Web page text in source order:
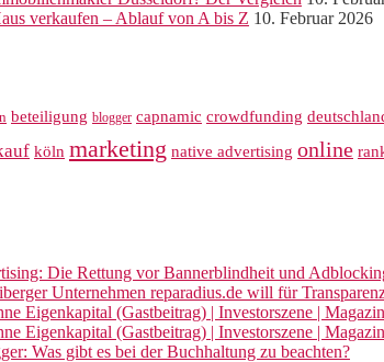
verkaufen – Ablauf von A bis Z 10. Februar 2026
beteiligung blogger capnamic crowdfunding
köln marketing native advertising online
Die Rettung vor Bannerblindheit und
Unternehmen reparadius.de will für
Eigenkapital (Gastbeitrag) | Investorszene |
Eigenkapital (Gastbeitrag) | Investorszene |
Was gibt es bei der Buchhaltung zu beachten?